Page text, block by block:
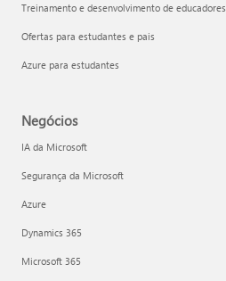
Treinamento e desenvolvimento de educadores
Ofertas para estudantes e pais
Azure para estudantes
Negócios
IA da Microsoft
Segurança da Microsoft
Azure
Dynamics 365
Microsoft 365